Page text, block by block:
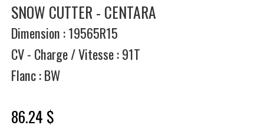
SNOW CUTTER - CENTARA
Dimension : 19565R15
CV - Charge / Vitesse : 91T
Flanc : BW
86.24 $